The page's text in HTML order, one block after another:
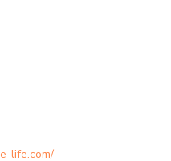
life.com/